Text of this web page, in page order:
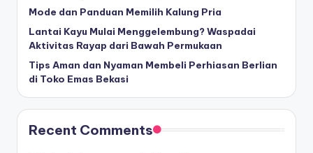
Mode dan Panduan Memilih Kalung Pria
Lantai Kayu Mulai Menggelembung? Waspadai
Aktivitas Rayap dari Bawah Permukaan
Tips Aman dan Nyaman Membeli Perhiasan Berlian
di Toko Emas Bekasi
Recent Comments